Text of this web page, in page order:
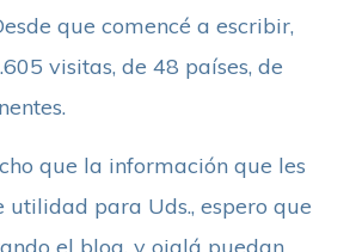
que comencé a escribir,
visitas, de 48 países, de
que la información que les
utilidad para Uds., espero que
el blog, y ojalá puedan